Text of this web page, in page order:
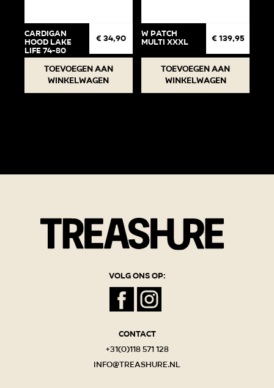
Cardigan
Hood Lake
life 74-80
€ 34,90
Toevoegen aan
winkelwagen
W Patch
Multi XXXL € 139,95
Toevoegen aan
winkelwagen
Volg ons op:
Contact
+31(0)118 571 128
info@treashure.nl